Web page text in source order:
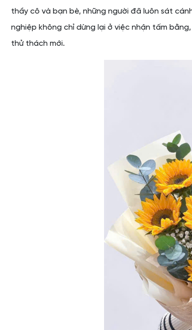
CÁCH CHỌN BÓ HOA TỐT NGHIỆP PHÙ HỢP
Chọn hoa theo sở thích của người nhận
SHOP HOA TƯƠI NGUYỄN MINH – ĐỊA CHỈ UY TÍN
Ưu điểm khi chọn mua hoa tại Shop Hoa Tươi
Cam kết về chất lượng hoa và dịch vụ
Chính sách ưu đãi và khuyến mãi hấp dẫn
GIỚI THIỆU VỀ NGÀY TỐT NGHIỆP VÀ TẦM QUAN
Ngày tốt nghiệp là gì? Ý nghĩa của ngày tốt
Tại sao hoa lại là món quà phổ biến trong
Giới thiệu về Shop Hoa Tươi Nguyễn Minh Và
TỔNG HỢP NHỮNG BÓ HOA ĐẸP TRONG NGÀY
Hoa hướng dương – Biểu tượng của sự thành
Hoa hồng – Sự trân trọng và lời chúc tốt đẹp
Hoa cẩm tú cầu – Sự biết ơn và lời cảm ơn
Hoa baby – Sự tinh khôi, trong sáng và lời
thầy cô và bạn bè, những người đã luôn sát
nghiệp không chỉ dừng lại ở việc nhận tấm
thử thách mới.